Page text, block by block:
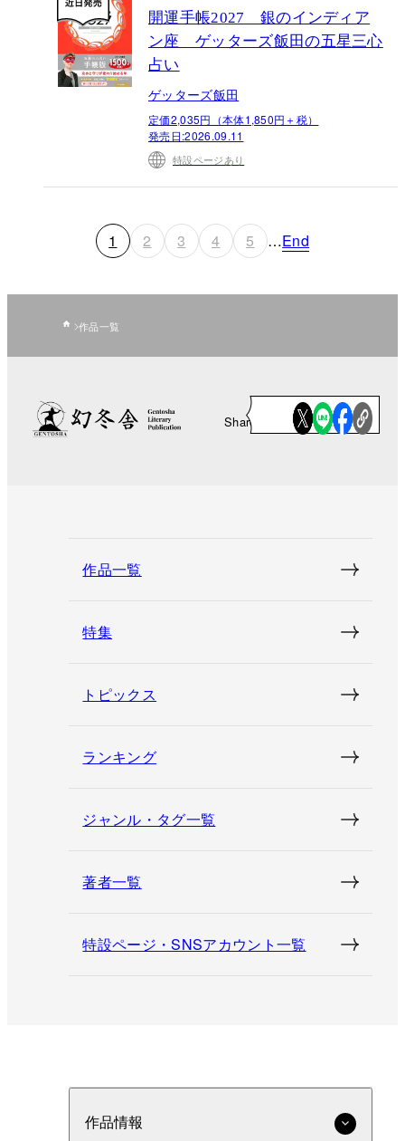
開運手帳2027 銀のインディア
ン座 ゲッターズ飯田の五星三心
占い
ゲッターズ飯田
定価2,035円（本体1,850円＋税）
発売日:2026.09.11
特設ページあり
1 2 3 4 5 …End
作品一覧
Share
作品一覧
特集
トピックス
ランキング
ジャンル・タグ一覧
著者一覧
特設ページ・SNSアカウント一覧
作品情報